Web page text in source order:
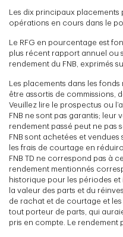
Les dix principaux
opérations en cours dans le
Le RFG en pourcentage est
plus récent rapport annuel ou
rendement du FNB, exprimés
Les placements dans les
être assortis de commissions,
Veuillez lire le prospectus ou
FNB ne sont pas garantis; leur
rendement passé peut ne pas
FNB sont achetées et
les frais de courtage en
FNB TD ne correspond pas à
rendement mentionnés
historique pour les périodes
la valeur des parts et du
de rachat et de courtage et
tout porteur de parts, qui
pris en compte. Le rendement